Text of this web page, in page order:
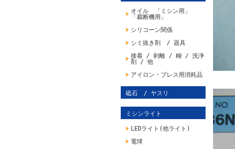
オイル 「ミシン用」
「裁断機用」
シリコーン関係
シミ抜き剤 / 器具
接着 / 剥離 / 糊 / 洗浄
剤 / 他
アイロン・プレス用消耗品
砥石 / ヤスリ
ミシンライト
LEDライト(他ライト)
電球